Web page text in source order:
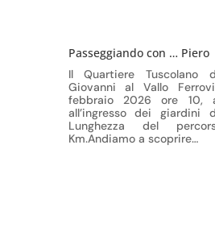
Passeggiando con … Piero
Il Quartiere Tuscolano
Giovanni al Vallo
febbraio 2026 ore 10,
all’ingresso dei giardini
Lunghezza del
Km.Andiamo a scoprire…